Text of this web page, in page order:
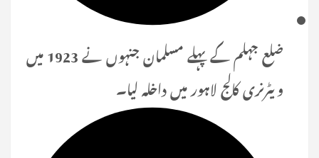
ضلع جہلم کے پہلے مسلمان جنہوں نے 1923 میں
ویٹرنری کالج لاہور میں داخلہ لیا۔